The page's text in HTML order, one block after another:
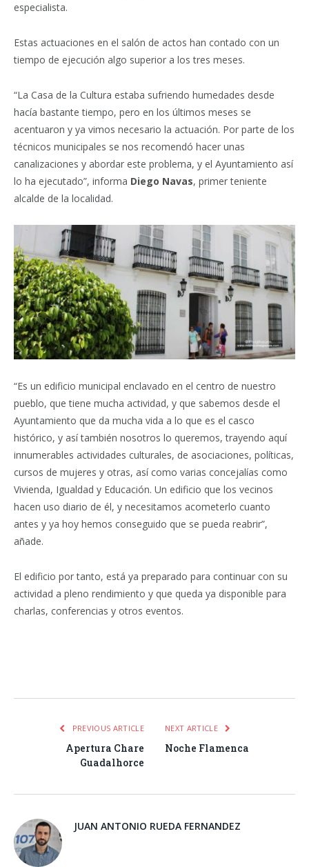
especialista.
Estas actuaciones en el salón de actos han contado con un
tiempo de ejecución algo superior a los tres meses.
“La Casa de la Cultura estaba sufriendo humedades desde
hacía bastante tiempo, pero en los últimos meses se
acentuaron y ya vimos necesario la actuación. Por parte de los
técnicos municipales se nos recomendó hacer unas
canalizaciones y abordar este problema, y el Ayuntamiento así
lo ha ejecutado”, informa Diego Navas, primer teniente
alcalde de la localidad.
“Es un edificio municipal enclavado en el centro de nuestro
pueblo, que tiene mucha actividad, y que sabemos desde el
Ayuntamiento que da mucha vida a lo que es el casco
histórico, y así también nosotros lo queremos, trayendo aquí
innumerables actividades culturales, de asociaciones, políticas,
cursos de mujeres y otras, así como varias concejalías como
Vivienda, Igualdad y Educación. Un edificio que los vecinos
hacen uso diario de él, y necesitamos acometerlo cuanto
antes y ya hoy hemos conseguido que se pueda reabrir”,
añade.
El edificio por tanto, está ya preparado para continuar con su
actividad a pleno rendimiento y que queda ya disponible para
charlas, conferencias y otros eventos.
PREVIOUS ARTICLE
Apertura Chare
Guadalhorce
NEXT ARTICLE
Noche Flamenca
JUAN ANTONIO RUEDA FERNANDEZ